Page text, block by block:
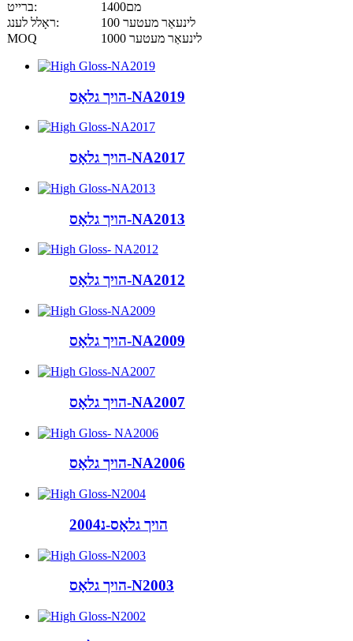
ברייט:
1400מם
ראָלל לענג:
100 לינעאַר מעטער
MOQ
1000 לינעאַר מעטער
הויך גלאָס-NA2019
הויך גלאָס-NA2017
הויך גלאָס-NA2013
הויך גלאָס-NA2012
הויך גלאָס-NA2009
הויך גלאָס-NA2007
הויך גלאָס-NA2006
הויך גלאָס-נ2004
הויך גלאָס-N2003